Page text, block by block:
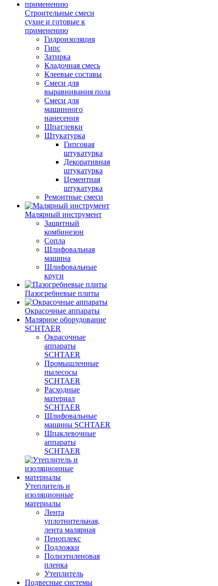
Строительные смеси
сухие и готовые к
применению
Гидроизоляция
Гипс
Затирка
Кладочная смесь
Клеевые составы
Смеси для
выравнивания пола
Смеси для
машинного
нанесения
Шпатлевки
Штукатурка
Гипсовая
штукатурка
Декоративная
штукатурка
Цементная
штукатурка
Ремонтные смеси
Малярный инструмент
Защитный
комбинезон
Сопла
Шлифовальная
машина
Шлифовальные
круги
Пазогребневые плиты
Окрасочные аппараты
Малярное оборудование
SCHTAER
Окрасочные
аппараты
SCHTAER
Промышленные
пылесосы
SCHTAER
Расходные
материал
SCHTAER
Шлифовальные
машины SCHTAER
Шпаклевочные
аппараты
SCHTAER
Утеплитель и
изоляционные
материалы
Лента
уплотнительная,
лента малярная
Пеноплекс
Подложки
Полиэтиленовая
пленка
Утеплитель
Подвесные системы